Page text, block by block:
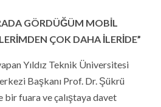
GÖRDÜĞÜM MOBİL
ÇOK DAHA İLERİDE”
Yıldız Teknik Üniversitesi
Başkanı Prof. Dr. Şükrü
bir fuara ve çalıştaya davet